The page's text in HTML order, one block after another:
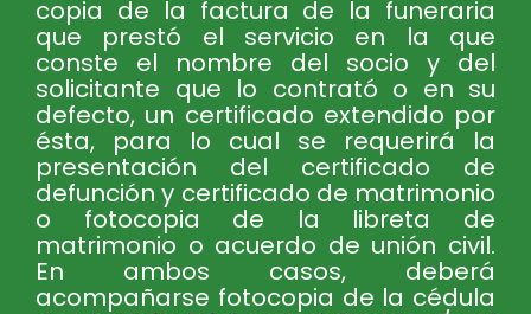
copia de la factura de la funeraria
que prestó el servicio en la que
conste el nombre del socio y del
solicitante que lo contrató o en su
defecto, un certificado extendido por
ésta, para lo cual se requerirá la
presentación del certificado de
defunción y certificado de matrimonio
o fotocopia de la libreta de
matrimonio o acuerdo de unión civil.
En ambos casos, deberá
acompañarse fotocopia de la cédula